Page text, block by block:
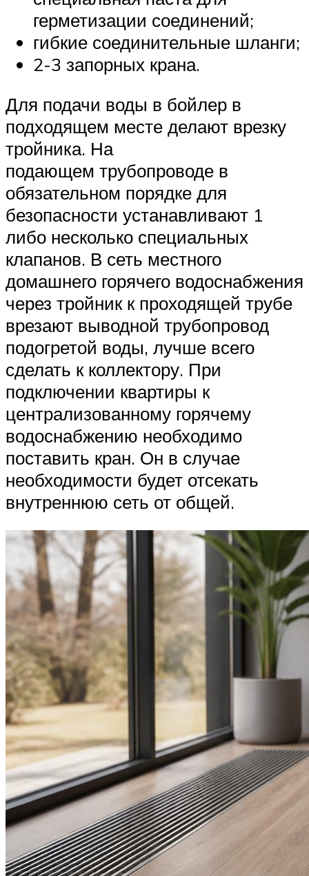
герметизации соединений;
гибкие соединительные шланги;
2-3 запорных крана.
Для подачи воды в бойлер в
подходящем месте делают врезку
тройника. На
подающем трубопроводе в
обязательном порядке для
безопасности устанавливают 1
либо несколько специальных
клапанов. В сеть местного
домашнего горячего водоснабжения
через тройник к проходящей трубе
врезают выводной трубопровод
подогретой воды, лучше всего
сделать к коллектору. При
подключении квартиры к
централизованному горячему
водоснабжению необходимо
поставить кран. Он в случае
необходимости будет отсекать
внутреннюю сеть от общей.